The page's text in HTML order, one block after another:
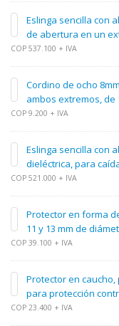
Eslinga sencilla con
de abertura en un
COP 537.100 + IVA
Cordino de ocho
ambos extremos, de
COP 9.200 + IVA
Eslinga sencilla con
dieléctrica, para
COP 521.000 + IVA
Protector en forma
11 y 13 mm de
COP 39.100 + IVA
Protector en
para protección
COP 23.400 + IVA